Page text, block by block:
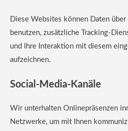
Diese Websites können Daten über
benutzen, zusätzliche Tracking-
und Ihre Interaktion mit diesem
aufzeichnen.
Social-Media-Kanäle
Wir unterhalten Onlinepräsenzen
Netzwerke, um mit Ihnen